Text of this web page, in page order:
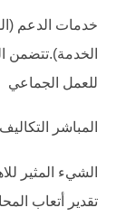
خدمات الدعم
الخدمة).تتضمن
للعمل الجماعي
المباشر
الشيء المثير
تقدير أتعاب